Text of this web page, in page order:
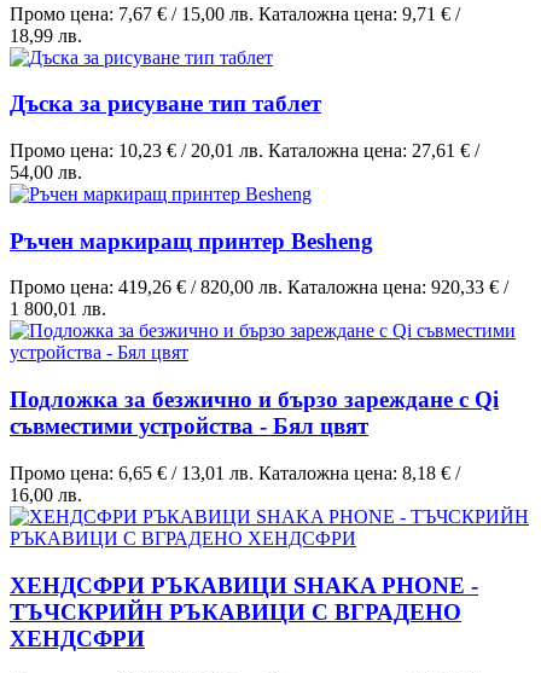
Промо цена: 7,67 € / 15,00 лв. Каталожна цена: 9,71 € /
18,99 лв.
Дъска за рисуване тип таблет
Промо цена: 10,23 € / 20,01 лв. Каталожна цена: 27,61 € /
54,00 лв.
Ръчен маркиращ принтер Besheng
Промо цена: 419,26 € /820,00 лв. Каталожна цена: 920,33 € /
1 800,01 лв.
Подложка за безжично и бързо зареждане с Qi
съвместими устройства - Бял цвят
Промо цена: 6,65 € / 13,01 лв. Каталожна цена: 8,18 € /
16,00 лв.
ХЕНДСФРИ РЪКАВИЦИ SHAKA PHONE -
ТЪЧСКРИЙН РЪКАВИЦИ С ВГРАДЕНО
ХЕНДСФРИ